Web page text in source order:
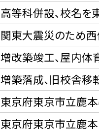
高等科併設、校名
関東大震災のため
増改築竣工、屋内体
増築落成、旧校舎移
東京府東京市立鹿
東京府東京市立鹿